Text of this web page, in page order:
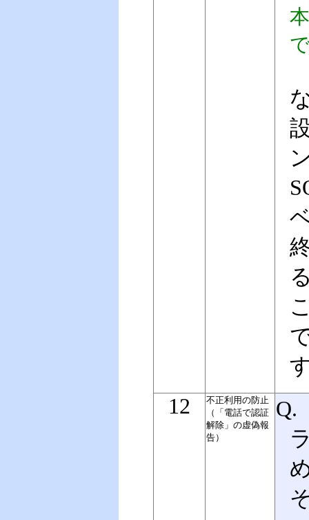
12
不正利用の防止
（ 「電話で認証
解除」の虚偽報
告）
Q.